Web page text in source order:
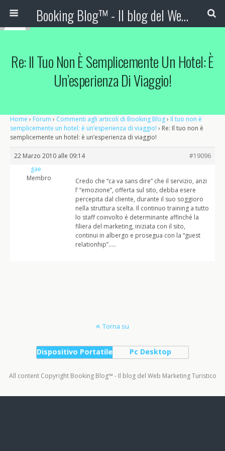
Booking Blog™ - Il blog del Web Marketing Turistico
Re: Il Tuo Non È Semplicemente Un Hotel: È
Un’esperienza Di Viaggio!
Home › Forum › Commenti agli articoli di Booking Blog› Il tuo non è
semplicemente un hotel: è un’esperienza di viaggio! › Re: Il tuo non è
semplicemente un hotel: è un’esperienza di viaggio!
22 Marzo 2010 alle 09:14
#19096
gae
Membro
Credo che “ca va sans dire” che il servizio, anzi
l’ “emozione”, offerta sul sito, debba esere
percepita dal cliente, durante il suo soggioro
nella struttura scelta. Il continuo training a tutto
lo staff coinvolto é determinante affinché la
filiera del marketing, iniziata con il sito,
continui in albergo e prosegua con la “guest
relationhip”…..
Torna su
Dispositivo Portatile Pc Desktop
All content Copyright Booking Blog™ - Il blog del Web Marketing Turistico